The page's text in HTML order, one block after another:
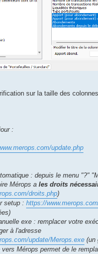
sur la taille des
:
update.php
: depuis le menu "?"
Mérops a les droits
droits.php)
setup : https://
exe : remplacer votre
à l'adresse
update/Merops.exe (un
Mérops permet de le